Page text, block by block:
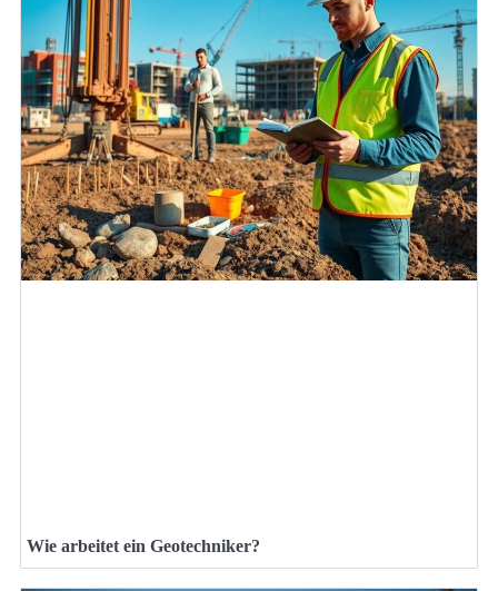
Wie arbeitet ein Geotechniker?